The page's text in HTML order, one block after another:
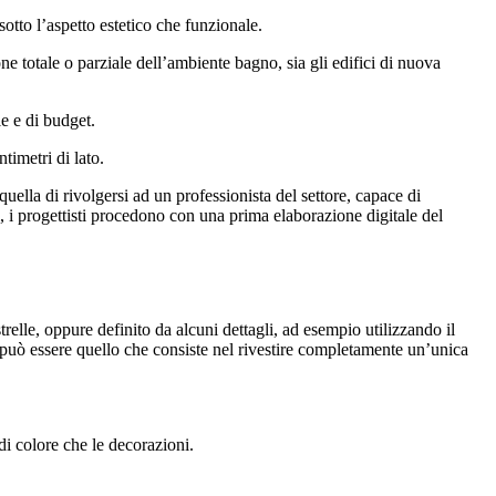
l’aspetto estetico che funzionale.
totale o parziale dell’ambiente bagno, sia gli edifici di nuova
e di budget.
di lato.
di rivolgersi ad un professionista del settore, capace di
progettisti procedono con una prima elaborazione digitale del
oppure definito da alcuni dettagli, ad esempio utilizzando il
essere quello che consiste nel rivestire completamente un’unica
colore che le decorazioni.